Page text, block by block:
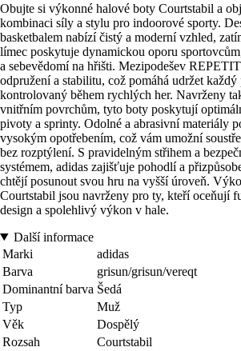
Obujte si výkonné halové boty Courtstabil a
kombinaci síly a stylu pro indoorové sporty.
basketbalem nabízí čistý a moderní vzhled,
límec poskytuje dynamickou oporu
a sebevědomí na hřišti. Mezipodešev
odpružení a stabilitu, což pomáhá udržet
kontrolovaný během rychlých her. Navrženy
vnitřním povrchům, tyto boty poskytují
pivoty a sprinty. Odolné a abrasivní materiály
vysokým opotřebením, což vám umožní
bez rozptýlení. S pravidelným střihem a
systémem, adidas zajišťuje pohodlí a
chtějí posunout svou hru na vyšší úroveň.
Courtstabil jsou navrženy pro ty, kteří oceňují
design a spolehlivý výkon v hale.
Další informace
Marki
adidas
Barva
grisun/grisun/vereqt
Dominantní barva Šedá
Typ
Muž
Věk
Dospělý
Rozsah
Courtstabil